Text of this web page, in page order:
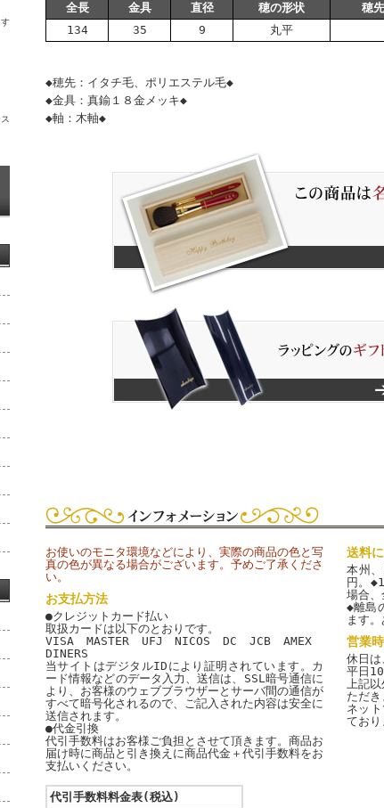
全長 金具 直径 穂の形状 穂
134
35 9 丸平
◆穂先：イタチ毛、ポリエステル毛◆
◆金具：真鍮１８金メッキ◆
◆軸：木軸◆
お使いのモニタ環境などにより、実際の商品の色と写
真の色が異なる場合がございます。予めご了承くださ
い。
お支払方法
●クレジットカード払い
取扱カードは以下のとおりです。
VISA MASTER UFJ NICOS DC JCB AMEX
DINERS
当サイトはデジタルIDにより証明されています。カ
ード情報などのデータ入力、送信は、SSL暗号通信に
より、お客様のウェブブラウザーとサーバ間の通信が
すべて暗号化されるので、ご記入された内容は安全に
送信されます。
●代金引換
代引手数料はお客様ご負担とさせて頂きます。商品お
届け時に商品と引き換えに商品代金＋代引手数料をお
支払いください。
代引手数料料金表(税込)
送料
本州
円。
場合、
◆離島
ます
営業
休日は
平日
上記以
ただき
ネッ
ており